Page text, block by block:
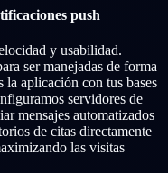
push
y usabilidad.
ser manejadas de forma
la aplicación con tus bases
servidores de
mensajes automatizados
de citas directamente
las visitas